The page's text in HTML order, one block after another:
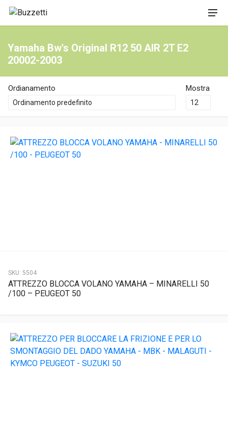
Yamaha Bw's Original R12 50 AIR 2T E2
20002-2003
Ordianamento Mostra
SKU: 5504
ATTREZZO BLOCCA VOLANO YAMAHA – MINARELLI 50
/100 – PEUGEOT 50